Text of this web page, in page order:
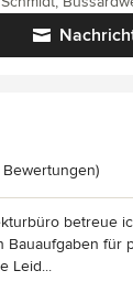
4.7
Bewertungen)
betreue
Bauaufgaben für
Leid...